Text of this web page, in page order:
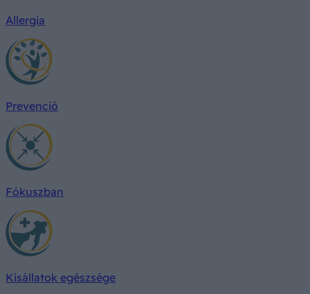
Allergia
Prevenció
Fókuszban
Kisállatok egészsége